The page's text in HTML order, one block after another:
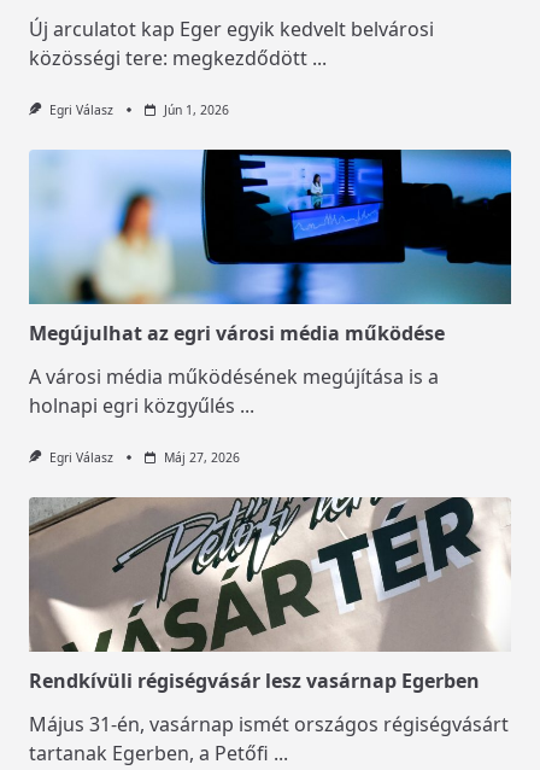
Új arculatot kap Eger egyik kedvelt belvárosi
közösségi tere: megkezdődött ...
Egri Válasz Jún 1, 2026
Megújulhat az egri városi média működése
A városi média működésének megújítása is a
holnapi egri közgyűlés ...
Egri Válasz Máj 27, 2026
Rendkívüli régiségvásár lesz vasárnap Egerben
Május 31-én, vasárnap ismét országos régiségvásárt
tartanak Egerben, a Petőfi ...